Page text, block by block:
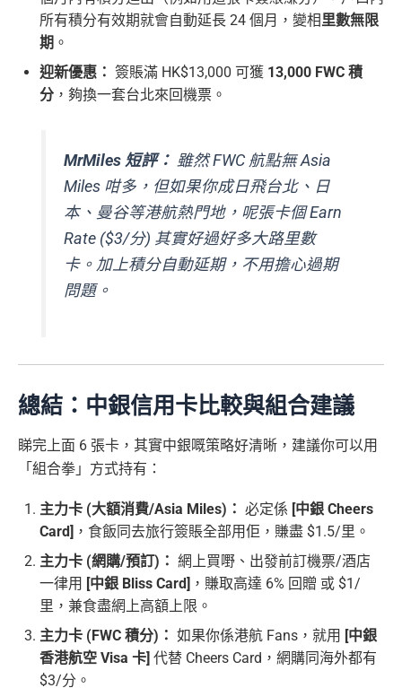
所有積分有效期就會自動延長 24 個月，變相里數無限
期 。
迎新優惠： 簽賬滿 HK$13,000 可獲 13,000 FWC 積
分 ，夠換一套台北來回機票。
MrMiles 短評： 雖然 FWC 航點無 Asia
Miles 咁多，但如果你成日飛台北、日
本、曼谷等港航熱門地，呢張卡個 Earn
Rate ($3/分) 其實好過好多大路里數
卡。加上積分自動延期，不用擔心過期
問題。
總結：中銀信用卡比較與組合建議
睇完上面 6 張卡，其實中銀嘅策略好清晰，建議你可以用
「組合拳」方式持有：
主力卡 (大額消費/Asia Miles)： 必定係 [中銀 Cheers
Card] ，食飯同去旅行簽賬全部用佢，賺盡 $1.5/里。
主力卡 (網購/預訂)： 網上買嘢、出發前訂機票/酒店
一律用 [中銀 Bliss Card] ，賺取高達 6% 回贈 或 $1/
里，兼食盡網上高額上限。
主力卡 (FWC 積分)： 如果你係港航 Fans，就用 [中銀
香港航空 Visa 卡] 代替 Cheers Card，網購同海外都有
$3/分。